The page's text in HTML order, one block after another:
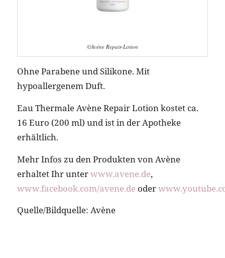
©Avène Repair-Lotion
Ohne Parabene und Silikone. Mit
hypoallergenem Duft.
Eau Thermale Avène Repair Lotion kostet ca.
16 Euro (200 ml) und ist in der Apotheke
erhältlich.
Mehr Infos zu den Produkten von Avène
erhaltet Ihr unterwww.avene.de,
www.facebook.com/avene.de oder
Quelle/Bildquelle: Avène